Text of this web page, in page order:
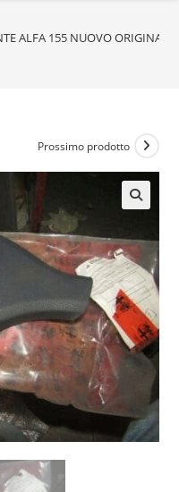
ALFA 155 NUOVO
Prossimo prodotto